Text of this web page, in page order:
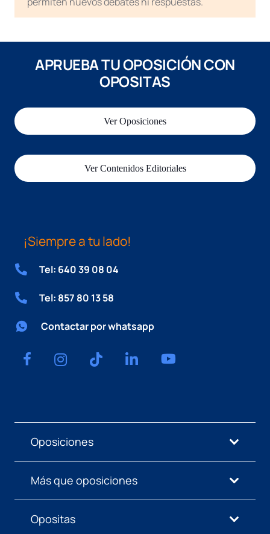
APRUEBA TU OPOSICIÓN CON
OPOSITAS
Ver Oposiciones
Ver Contenidos Editoriales
¡Siempre a tu lado!
Tel: 640 39 08 04
Tel: 857 80 13 58
Contactar por whatsapp
Oposiciones
Más que oposiciones
Opositas